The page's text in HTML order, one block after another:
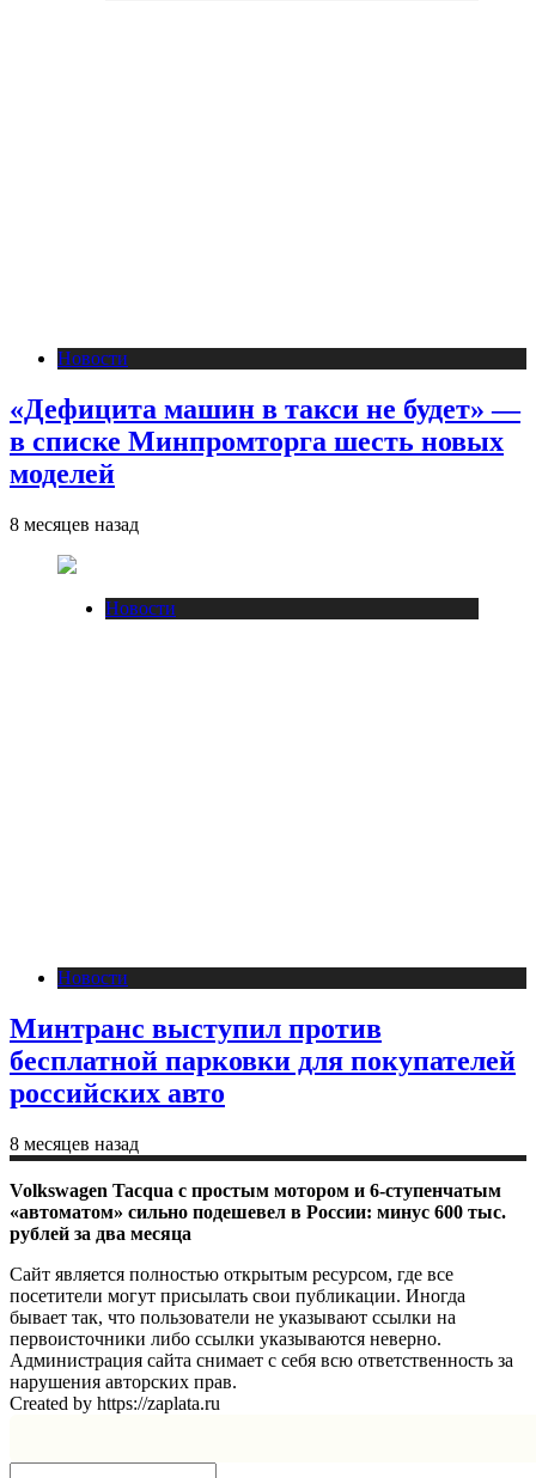
Новости
«Дефицита машин в такси не будет» —
в списке Минпромторга шесть новых
моделей
8 месяцев назад
Новости
Новости
Минтранс выступил против
бесплатной парковки для покупателей
российских авто
8 месяцев назад
Volkswagen Tacqua с простым мотором и 6-ступенчатым
«автоматом» сильно подешевел в России: минус 600 тыс.
рублей за два месяца
Сайт является полностью открытым ресурсом, где все
посетители могут присылать свои публикации. Иногда
бывает так, что пользователи не указывают ссылки на
первоисточники либо ссылки указываются неверно.
Администрация сайта снимает с себя всю ответственность за
нарушения авторских прав.
Created by https://zaplata.ru